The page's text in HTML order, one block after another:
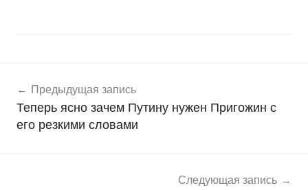
о
в
о
по
записям
Предыдущая запись
Теперь ясно зачем Путину нужен Пригожин с
его резкими словами
Следующая запись